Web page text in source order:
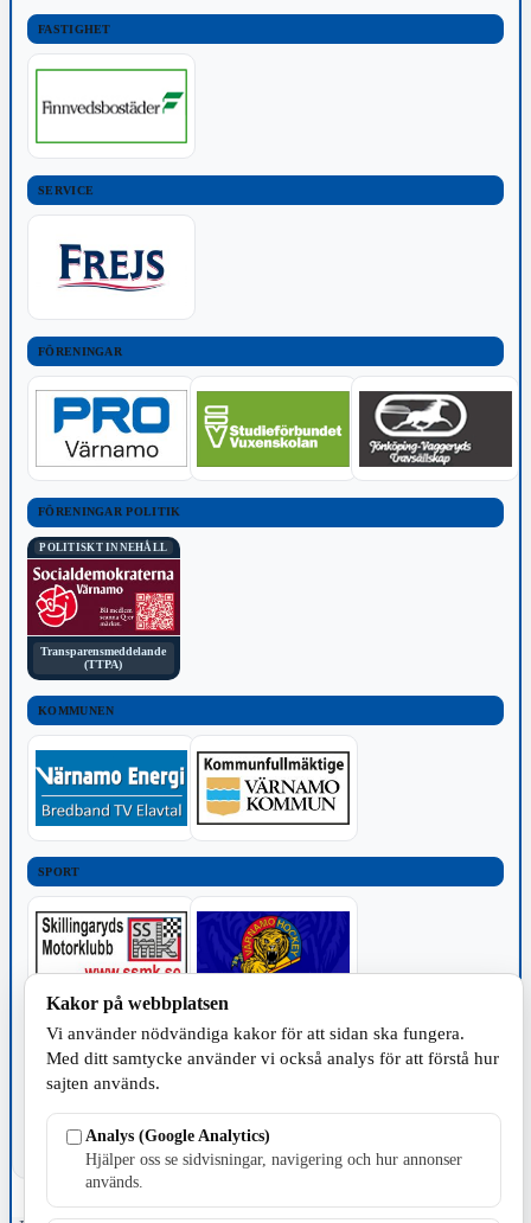
FASTIGHET
SERVICE
FÖRENINGAR
FÖRENINGAR POLITIK
POLITISKT INNEHÅLL
Transparensmeddelande
(TTPA)
KOMMUNEN
SPORT
TILLVERKNING
Kakor på webbplatsen
Vi använder nödvändiga kakor för att sidan ska fungera.
Med ditt samtycke använder vi också analys för att förstå hur
sajten används.
Analys (Google Analytics)
Hjälper oss se sidvisningar, navigering och hur annonser
används.